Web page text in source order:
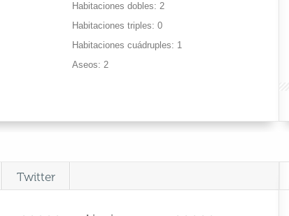
Habitaciones dobles
2
Habitaciones triples
0
Habitaciones cuádruples
1
Aseos
2
Twitter